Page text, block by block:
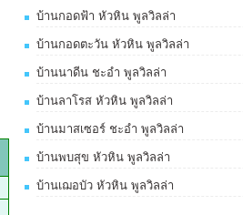
บ้านกอดฟ้า หัวหิน พูลวิลล่า
บ้านกอดตะวัน หัวหิน พูลวิลล่า
บ้านนาดีน ชะอำ พูลวิลล่า
บ้านลาโรส หัวหิน พูลวิลล่า
บ้านมาสเซอร์ ชะอำ พูลวิลล่า
บ้านพบสุข หัวหิน พูลวิลล่า
บ้านเฌอบัว หัวหิน พูลวิลล่า